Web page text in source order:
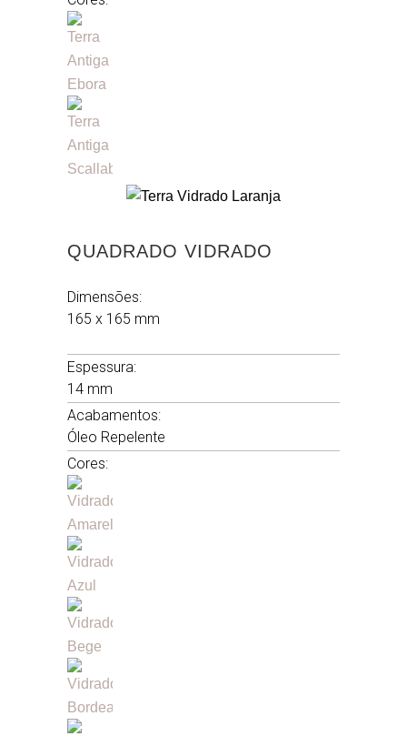
QUADRADO VIDRADO
Dimensões:
165 x 165 mm
Espessura:
14 mm
Acabamentos:
Óleo Repelente
Cores: